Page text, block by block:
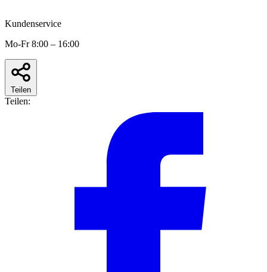
Kundenservice
Mo-Fr 8:00 – 16:00
Teilen
Teilen: